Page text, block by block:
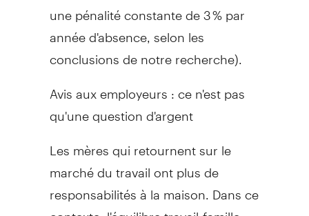
une pénalité constante de 3 % par
année d'absence, selon les
conclusions de notre recherche).
Avis aux employeurs : ce n'est pas
qu'une question d'argent
Les mères qui retournent sur le
marché du travail ont plus de
responsabilités à la maison. Dans ce